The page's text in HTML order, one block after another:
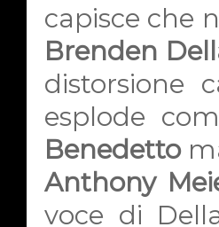
capisce che
Brenden
distorsione
esplode
Benedetto
Anthony
voce di